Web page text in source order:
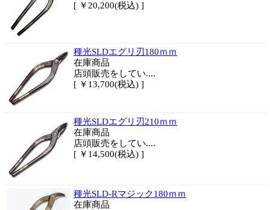
[ ￥20,200(税込) ]
種光SLDエグリ刃180ｍｍ
在庫商品
店頭販売をしてい....
[ ￥13,700(税込) ]
種光SLDエグリ刃210ｍｍ
在庫商品
店頭販売をしてい....
[ ￥14,500(税込) ]
種光SLD-Rマジック180ｍｍ
在庫商品